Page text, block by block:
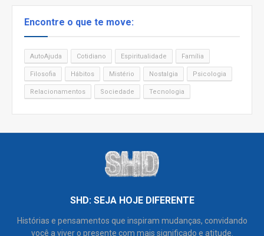
Encontre o que te move:
AutoAjuda Cotidiano Espiritualidade Família
Filosofia Hábitos Mistério Nostalgia Psicologia
Relacionamentos Sociedade Tecnologia
SHD: SEJA HOJE DIFERENTE
Histórias e pensamentos que inspiram mudanças, convidando
você a viver o presente com mais significado e atitude.